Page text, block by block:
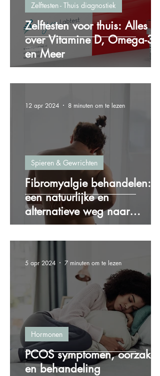
Zelftesten voor thuis: Alles
over Vitamine D, Omega-3
en Meer
Zelftesten - Thuis diagnostiek
Fibromyalgie behandelen:
een natuurlijke en
alternatieve weg naar
verlichting
Spieren & Gewrichten
12 apr 2024 8 minuten om te lezen
PCOS symptomen, oorzaken
en behandeling
Hormonen
5 apr 2024 7 minuten om te lezen